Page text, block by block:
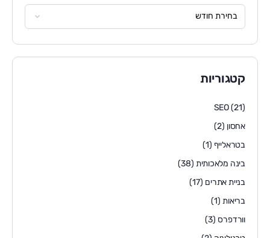
קטגוריות
SEO(21)
אחסון (2)
בטראלייף (1)
בינה מלאכותית (38)
בניית אתרים (17)
בריאות(1)
וורדפרס (3)